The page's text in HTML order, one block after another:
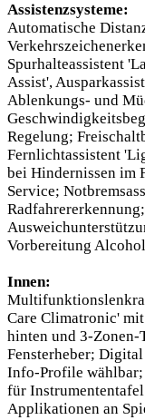
Assistenzsysteme:
Automatische
Spurhalteassistent
Assist',
Ablenkungs- und
Regelung;
Fernlichtassistent
bei Hindernissen im
Service;
Vorbereitung
Innen:
Care Climatronic'
hinten und 3-Zonen-
Fensterheber;
Info-Profile wählbar;
für
Applikationen an